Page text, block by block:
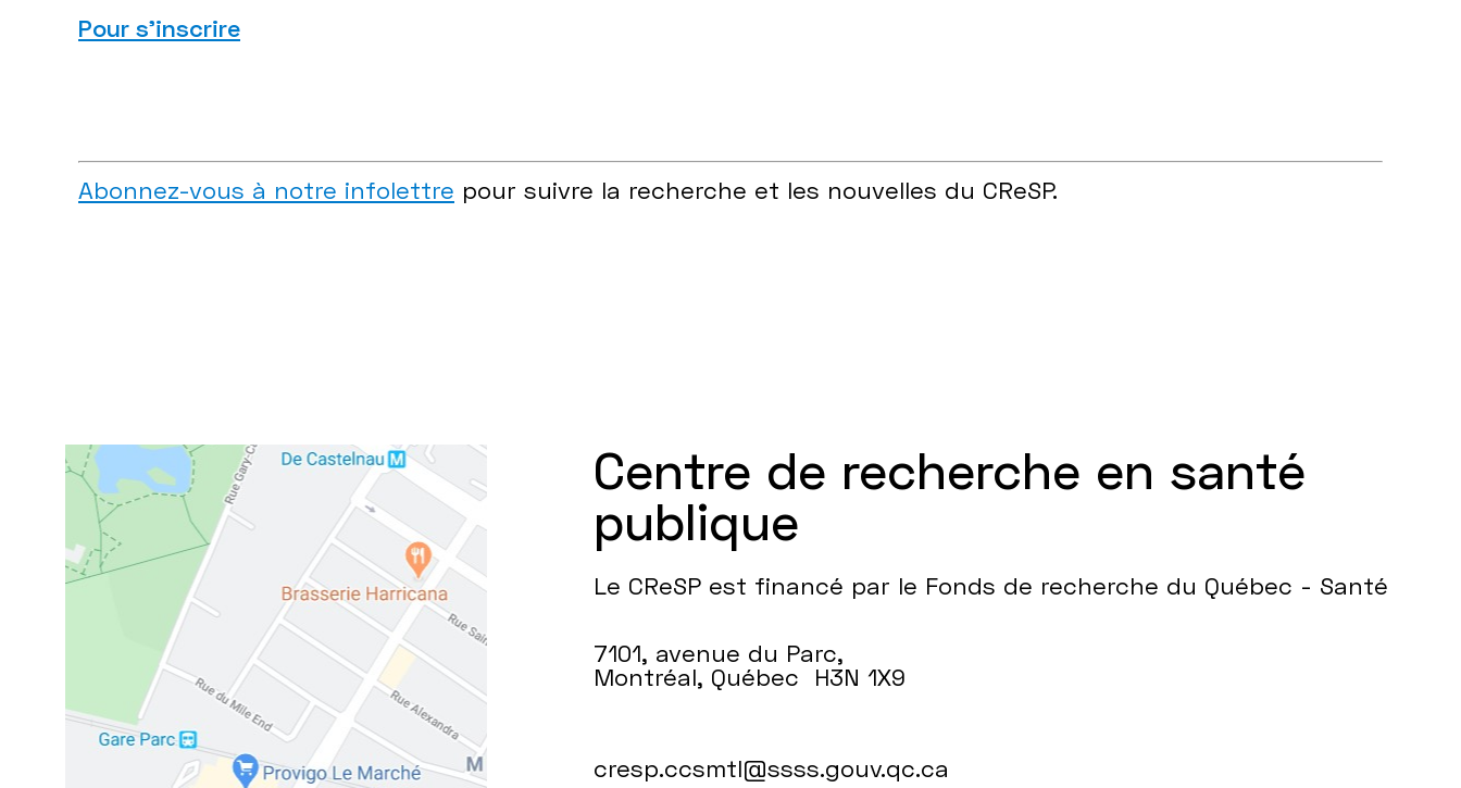
Pour s'inscrire
Abonnez-vous à notre infolettre pour suivre la recherche et les nouvelles du CReSP.
Centre de recherche en santé
publique
Le CReSP est financé par le Fonds de recherche du Québec - Santé
7101, avenue du Parc,
Montréal, Québec H3N 1X9
cresp.ccsmtl@ssss.gouv.qc.ca